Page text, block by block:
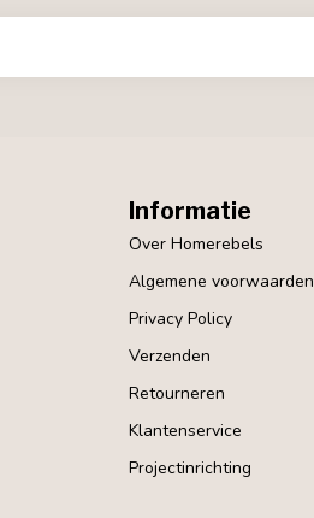
Informatie
Over Homerebels
Algemene voorwaarden
Privacy Policy
Verzenden
Retourneren
Klantenservice
Projectinrichting